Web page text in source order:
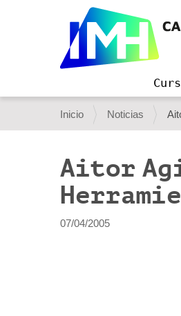
v
a
c
i
n
U
s
e
d
e
Inicio Noticias
Aitor
07/04/2005